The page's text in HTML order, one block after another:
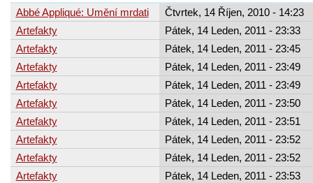
Abbé Appliqué: Umění mrdati
Čtvrtek, 14 Říjen, 2010 - 14:23
Artefakty
Pátek, 14 Leden, 2011 - 23:33
Artefakty
Pátek, 14 Leden, 2011 - 23:45
Artefakty
Pátek, 14 Leden, 2011 - 23:49
Artefakty
Pátek, 14 Leden, 2011 - 23:49
Artefakty
Pátek, 14 Leden, 2011 - 23:50
Artefakty
Pátek, 14 Leden, 2011 - 23:51
Artefakty
Pátek, 14 Leden, 2011 - 23:52
Artefakty
Pátek, 14 Leden, 2011 - 23:52
Artefakty
Pátek, 14 Leden, 2011 - 23:53